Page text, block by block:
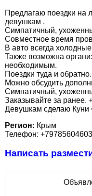
Предлагаю поездки на
девушкам .
Симпатичный,
Совместное время
В авто всегда
Также возможна
необходимым.
Поездки туда и обратно.
Можно обсудить
Симпатичный,
Заказывайте за ранее.
Девушкам сделаю Куни
Регион: Крым
Телефон: +79785604603
Написать